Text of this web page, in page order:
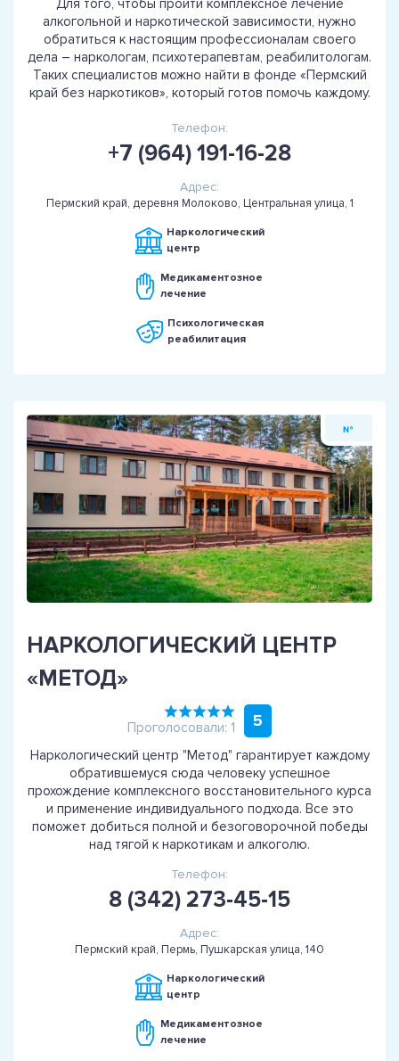
Для того, чтобы пройти комплексное лечение
алкогольной и наркотической зависимости, нужно
обратиться к настоящим профессионалам своего
дела – наркологам, психотерапевтам, реабилитологам.
Таких специалистов можно найти в фонде «Пермский
край без наркотиков», который готов помочь каждому.
Телефон:
+7 (964) 191-16-28
Адрес:
Пермский край, деревня Молоково, Центральная улица, 1
Наркологический
центр
Медикаментозное
лечение
Психологическая
реабилитация
№
НАРКОЛОГИЧЕСКИЙ ЦЕНТР
«МЕТОД»
Проголосовали: 1 5
Наркологический центр "Метод" гарантирует каждому
обратившемуся сюда человеку успешное
прохождение комплексного восстановительного курса
и применение индивидуального подхода. Все это
поможет добиться полной и безоговорочной победы
над тягой к наркотикам и алкоголю.
Телефон:
8 (342) 273-45-15
Адрес:
Пермский край, Пермь, Пушкарская улица, 140
Наркологический
центр
Медикаментозное
лечение